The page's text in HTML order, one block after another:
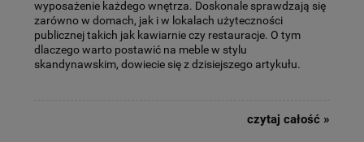
wyposażenie każdego wnętrza. Doskonale sprawdzają się
zarówno w domach, jak i w lokalach użyteczności
publicznej takich jak kawiarnie czy restauracje. O tym
dlaczego warto postawić na meble w stylu
skandynawskim, dowiecie się z dzisiejszego artykułu.
czytaj całość »